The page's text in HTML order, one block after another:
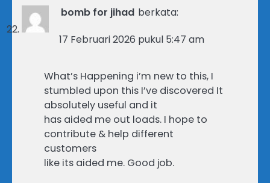
bomb for jihad berkata:
17 Februari 2026 pukul 5:47 am
What’s Happening i’m new to this, I
stumbled upon this I’ve discovered It
absolutely useful and it
has aided me out loads. I hope to
contribute & help different
customers
like its aided me. Good job.